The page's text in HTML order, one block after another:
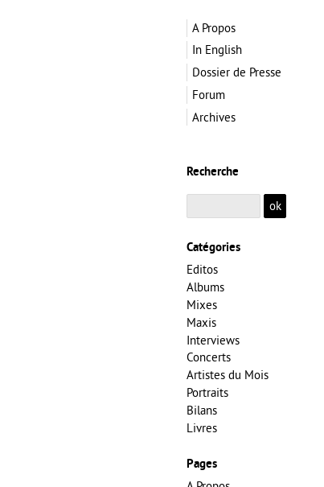
A Propos
In English
Dossier de Presse
Forum
Archives
Recherche
Catégories
Editos
Albums
Mixes
Maxis
Interviews
Concerts
Artistes du Mois
Portraits
Bilans
Livres
Pages